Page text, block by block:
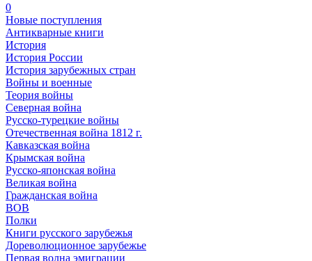
0
Новые поступления
Антикварные книги
История
История России
История зарубежных стран
Войны и военные
Теория войны
Северная война
Русско-турецкие войны
Отечественная война 1812 г.
Кавказская война
Крымская война
Русско-японская война
Великая война
Гражданская война
ВОВ
Полки
Книги русского зарубежья
Дореволюционное зарубежье
Первая волна эмиграции